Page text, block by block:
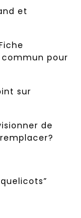
et
pour
sur
de